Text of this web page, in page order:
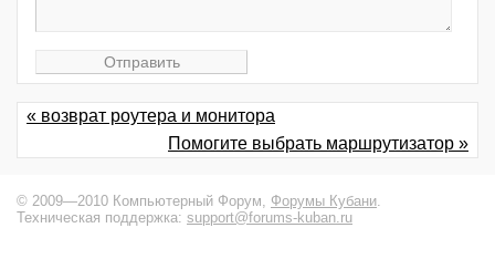
« возврат роутера и монитора
Помогите выбрать маршрутизатор »
© 2009—2010 Компьютерный Форум, Форумы Кубани.
Техническая поддержка: support@forums-kuban.ru